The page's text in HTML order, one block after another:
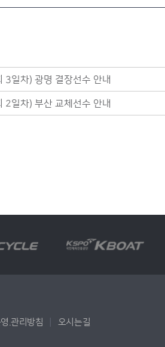
일차) 광명 결장선수 안내
일차) 부산 교체선수 안내
.관리방침 오시는길